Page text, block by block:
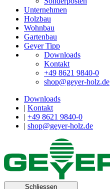
Unternehmen
Holzbau
Wohnbau
Gartenbau
Geyer Tipp
Downloads
Kontakt
+49 8621 9840-0
shop@geyer-holz.de
Downloads
| Kontakt
| +49 8621 9840-0
| shop@geyer-holz.de
Schliessen